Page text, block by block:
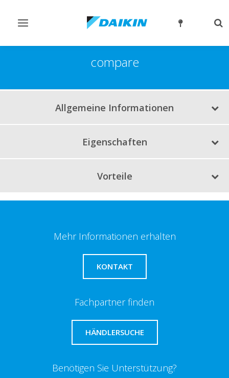
Navigation
compare
Allgemeine Informationen
Eigenschaften
Vorteile
Mehr Informationen erhalten
KONTAKT
Fachpartner finden
HÄNDLERSUCHE
Benötigen Sie Unterstützung?